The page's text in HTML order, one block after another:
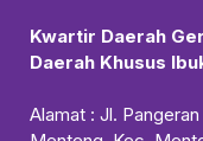
Kwartir Daerah
Daerah Khusus
Alamat : Jl.